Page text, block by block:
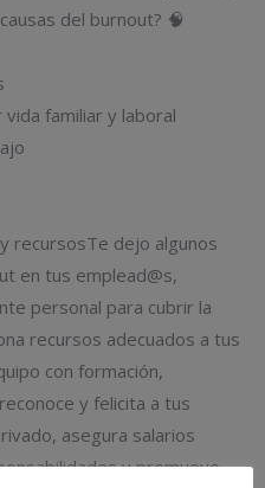
del burnout? 🧠
familiar y laboral
recursosTe dejo algunos
en tus emplead@s,
personal para cubrir la
recursos adecuados a tus
con formación,
y felicita a tus
asegura salarios
y promueve